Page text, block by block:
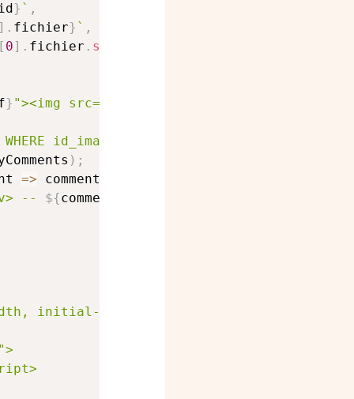
} ` ,
] . fichier} ` ,
[ 0] . fichier . split
} "><img src="
id_image =
) ;
=> comment
-- ${comment
initial-scale=1.0">